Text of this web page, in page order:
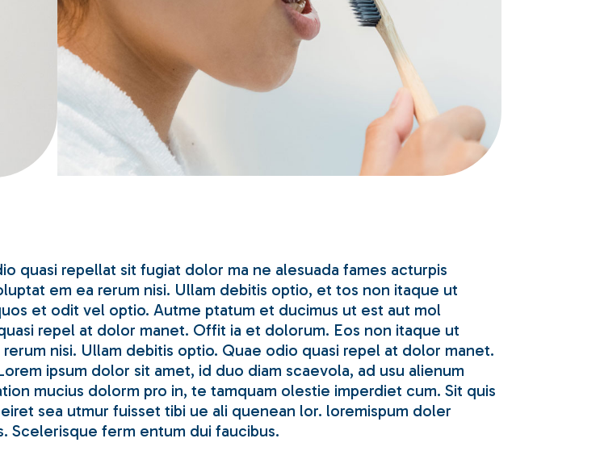
quasi repellat sit fugiat dolor ma ne alesuada fames acturpis
em ea rerum nisi. Ullam debitis optio, et tos non itaque ut
et odit vel optio. Autme ptatum et ducimus ut est aut mol
repel at dolor manet. Offit ia et dolorum. Eos non itaque ut
nisi. Ullam debitis optio. Quae odio quasi repel at dolor manet.
ipsum dolor sit amet, id duo diam scaevola, ad usu alienum
mucius dolorm pro in, te tamquam olestie imperdiet cum. Sit quis
sea utmur fuisset tibi ue ali quenean lor. loremispum doler
Scelerisque ferm entum dui faucibus.